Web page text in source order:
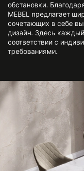
обстановки.
MEBEL предлагает
сочетающих в себе
дизайн. Здесь
соответствии с
требованиями.